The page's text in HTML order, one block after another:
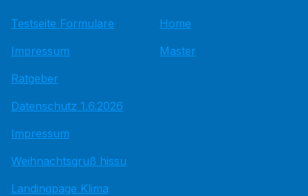
Testseite Formulare
Impressum
Ratgeber
Datenschutz 1.6.2026
Impressum
Weihnachtsgruß hissu
Landingpage Klima
Home
Master